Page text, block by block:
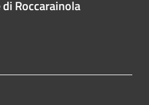
Roccarainola